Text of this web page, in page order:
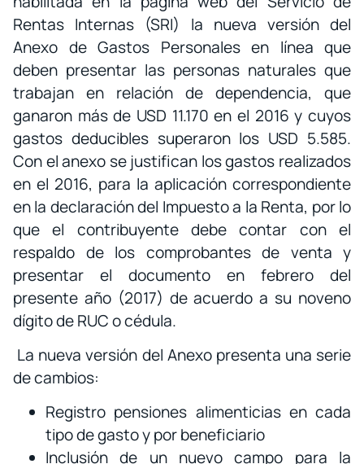
Rentas Internas (SRI) la nueva versión del
Anexo de Gastos Personales en línea que
deben presentar las personas naturales que
trabajan en relación de dependencia, que
ganaron más de USD 11.170 en el 2016 y cuyos
gastos deducibles superaron los USD 5.585.
Con el anexo se justifican los gastos realizados
en el 2016, para la aplicación correspondiente
en la declaración del Impuesto a la Renta, por lo
que el contribuyente debe contar con el
respaldo de los comprobantes de venta y
presentar el documento en febrero del
presente año (2017) de acuerdo a su noveno
dígito de RUC o cédula.
La nueva versión del Anexo presenta una serie
de cambios:
Registro pensiones alimenticias en cada
tipo de gasto y por beneficiario
Inclusión de un nuevo campo para la